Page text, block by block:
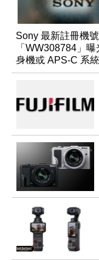
Sony 最新註冊機號
「WW308784」
身機或 APS-C 系
成員？